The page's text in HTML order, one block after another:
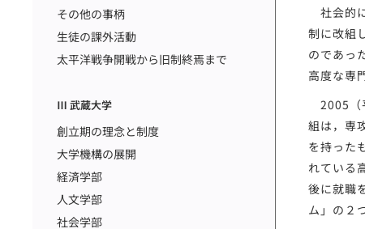
その他の事柄
生徒の課外活動
太平洋戦争開戦から旧制終焉まで
Ⅲ 武蔵大学
創立期の理念と制度
大学機構の展開
経済学部
人文学部
社会学部
社会的
制に改組
のであっ
高度な専
2005（
組は，専
を持った
れている
後に就職
ム」の２